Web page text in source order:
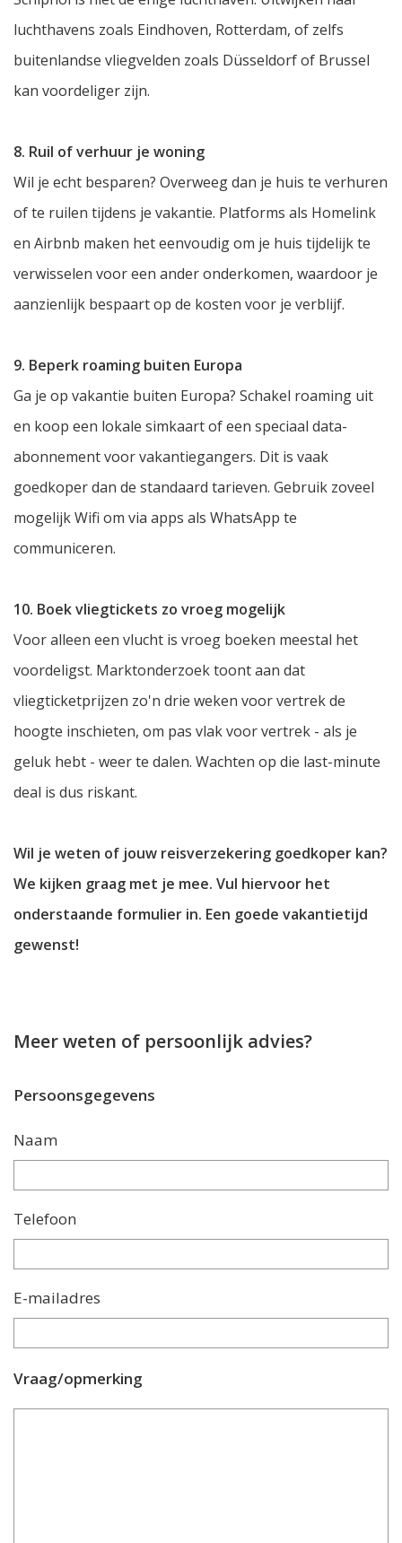
luchthavens zoals Eindhoven, Rotterdam, of zelfs
buitenlandse vliegvelden zoals Düsseldorf of Brussel
kan voordeliger zijn.
8. Ruil of verhuur je woning
Wil je echt besparen? Overweeg dan je huis te verhuren
of te ruilen tijdens je vakantie. Platforms als Homelink
en Airbnb maken het eenvoudig om je huis tijdelijk te
verwisselen voor een ander onderkomen, waardoor je
aanzienlijk bespaart op de kosten voor je verblijf.
9. Beperk roaming buiten Europa
Ga je op vakantie buiten Europa? Schakel roaming uit
en koop een lokale simkaart of een speciaal data-
abonnement voor vakantiegangers. Dit is vaak
goedkoper dan de standaard tarieven. Gebruik zoveel
mogelijk Wifi om via apps als WhatsApp te
communiceren.
10. Boek vliegtickets zo vroeg mogelijk
Voor alleen een vlucht is vroeg boeken meestal het
voordeligst. Marktonderzoek toont aan dat
vliegticketprijzen zo'n drie weken voor vertrek de
hoogte inschieten, om pas vlak voor vertrek - als je
geluk hebt - weer te dalen. Wachten op die last-minute
deal is dus riskant.
Wil je weten of jouw reisverzekering goedkoper kan?
We kijken graag met je mee. Vul hiervoor het
onderstaande formulier in. Een goede vakantietijd
gewenst!
Meer weten of persoonlijk advies?
Persoonsgegevens
Naam
Telefoon
E-mailadres
Vraag/opmerking